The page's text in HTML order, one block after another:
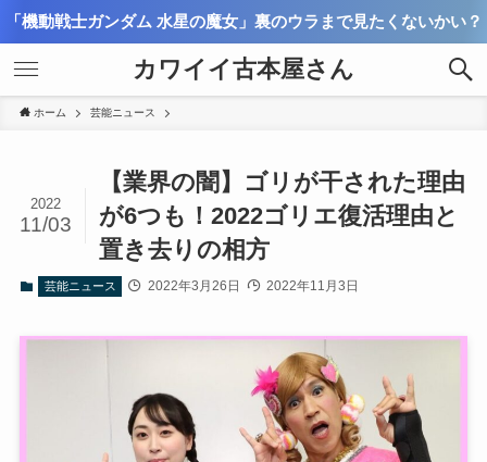
「機動戦士ガンダム 水星の魔女」裏のウラまで見たくないかい？
カワイイ古本屋さん
ホーム 芸能ニュース
【業界の闇】ゴリが干された理由
が6つも！2022ゴリエ復活理由と
置き去りの相方
2022
11/03
芸能ニュース 2022年3月26日 2022年11月3日